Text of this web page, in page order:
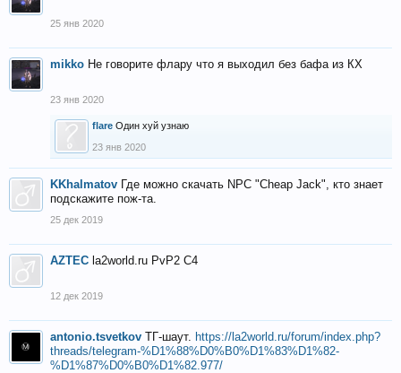
25 янв 2020
mikko Не говорите флару что я выходил без бафа из КХ
23 янв 2020
flare Один хуй узнаю
23 янв 2020
KKhalmatov Где можно скачать NPC "Cheap Jack", кто знает
подскажите пож-та.
25 дек 2019
AZTEC la2world.ru PvP2 C4
12 дек 2019
antonio.tsvetkov ТГ-шаут. https://la2world.ru/forum/index.php?
threads/telegram-%D1%88%D0%B0%D1%83%D1%82-
%D1%87%D0%B0%D1%82.977/